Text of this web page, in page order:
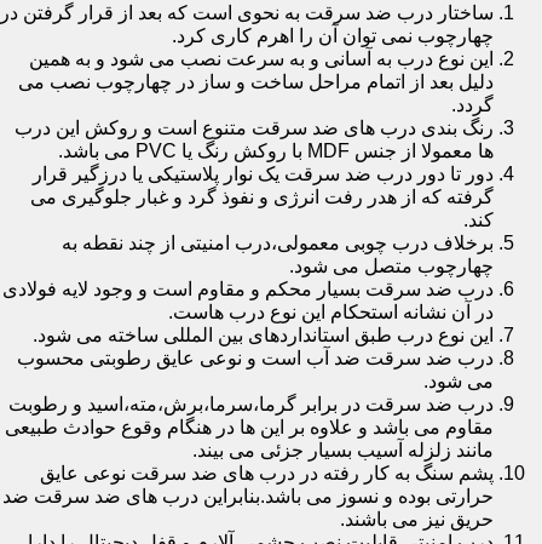
ساختار درب ضد سرقت به نحوی است که بعد از قرار گرفتن در
چهارچوب نمی توان آن را اهرم کاری کرد.
این نوع درب به آسانی و به سرعت نصب می شود و به همین
دلیل بعد از اتمام مراحل ساخت و ساز در چهارچوب نصب می
گردد.
رنگ بندی درب های ضد سرقت متنوع است و روکش این درب
ها معمولا از جنس MDF با روکش رنگ یا PVC می باشد.
دور تا دور درب ضد سرقت یک نوار پلاستیکی یا درزگیر قرار
گرفته که از هدر رفت انرژی و نفوذ گرد و غبار جلوگیری می
کند.
برخلاف درب چوبی معمولی،درب امنیتی از چند نقطه به
چهارچوب متصل می شود.
درب ضد سرقت بسیار محکم و مقاوم است و وجود لایه فولادی
در آن نشانه استحکام این نوع درب هاست.
این نوع درب طبق استانداردهای بین المللی ساخته می شود.
درب ضد سرقت ضد آب است و نوعی عایق رطوبتی محسوب
می شود.
درب ضد سرقت در برابر گرما،سرما،برش،مته،اسید و رطوبت
مقاوم می باشد و علاوه بر این ها در هنگام وقوع حوادث طبیعی
مانند زلزله آسیب بسیار جزئی می بیند.
پشم سنگ به کار رفته در درب های ضد سرقت نوعی عایق
حرارتی بوده و نسوز می باشد.بنابراین درب های ضد سرقت ضد
حریق نیز می باشند.